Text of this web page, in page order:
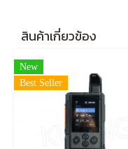
สินค้าเกี่ยวข้อง
New
Best Seller